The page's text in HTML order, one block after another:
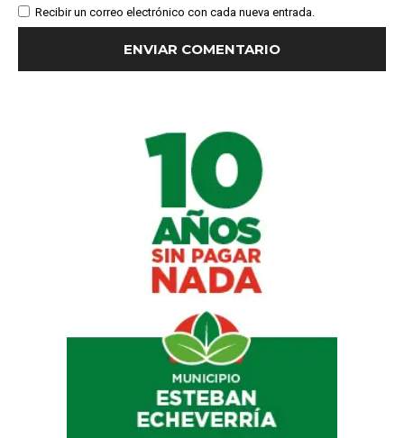
Recibir un correo electrónico con cada nueva entrada.